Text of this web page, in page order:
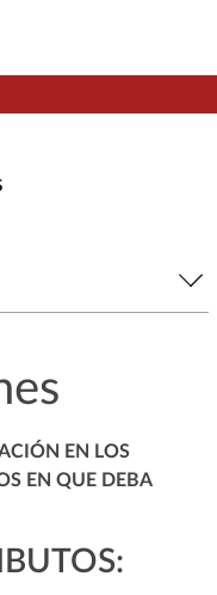
EN LOS
EN QUE DEBA
: